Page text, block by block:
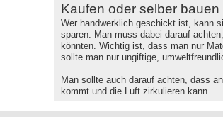
Kaufen oder selber bauen
Wer handwerklich geschickt ist, kann
sparen. Man muss dabei darauf
könnten. Wichtig ist, dass man nur
sollte man nur ungiftige,
Man sollte auch darauf achten, dass
kommt und die Luft zirkulieren kann.